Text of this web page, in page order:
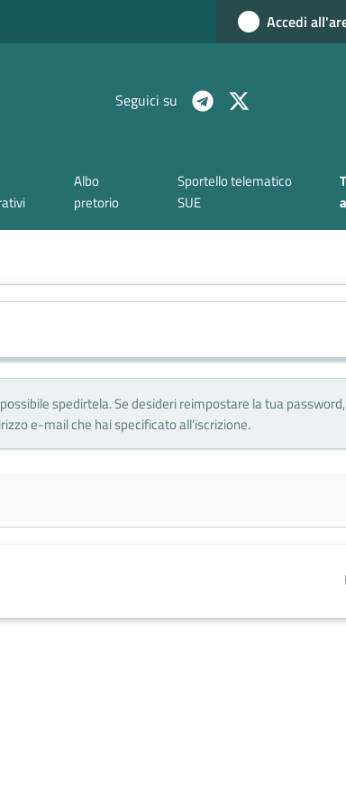
Accedi
Seguici su
Albo
pretorio
Sportello telematico
SUE
spedirtela. Se desideri reimpostare la tua
e-mail che hai specificato all'iscrizione.